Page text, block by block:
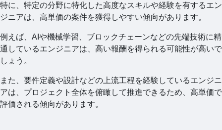
特に、特定の分野に特化した高度なスキルや経験を有するエン
ジニアは、高単価の案件を獲得しやすい傾向があります。
例えば、AIや機械学習、ブロックチェーンなどの先端技術に精
通しているエンジニアは、高い報酬を得られる可能性が高いで
しょう。
また、要件定義や設計などの上流工程を経験しているエンジニ
アは、プロジェクト全体を俯瞰して推進できるため、高単価で
評価される傾向があります。